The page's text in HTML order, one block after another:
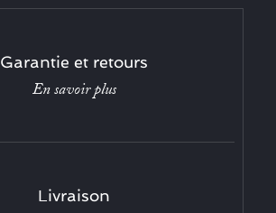
Garantie et retours
En savoir plus
Livraison